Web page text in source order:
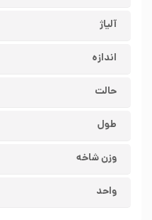
آلیاژ
اندازه
حالت
طول
وزن شاخه
واحد